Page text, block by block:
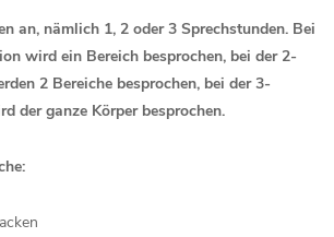
an, nämlich 1, 2 oder 3 Sprechstunden. Bei
wird ein Bereich besprochen, bei der 2-
2 Bereiche besprochen, bei der 3-
der ganze Körper besprochen.